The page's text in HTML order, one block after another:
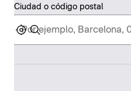
Ciudad o código postal